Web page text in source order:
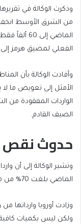
وذكرت الوكالة في
الماضي
الفعلي لمضيق هرمز
وأفادت الوكالة بأن
الواردات المفقودة
الصيف القادم.
حدوث
وتشير الوكالة إلى أن
الماضي بلغت 70% من مستواها في مارس الماضي.
وزادت أوروبا وارداتها
ولكن ليس بكميات